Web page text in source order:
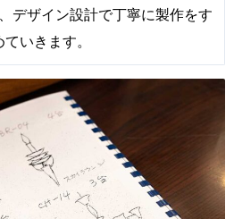
デザイン設計で丁寧に製作をす
ていきます。